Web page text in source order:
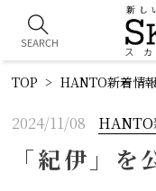
TOP HANTO新着情報
2024/11/08 HANTO
「紀伊」を